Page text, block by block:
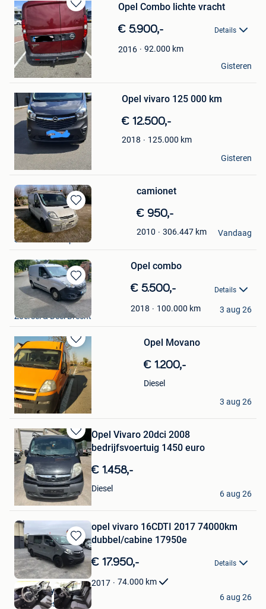
Bewaren
in
Mijn
Favorieten
Opel Combo lichte vracht
€ 5.900,- Details
2016 92.000 km
Broos
Herentals
Gisteren
Bewaren
Mijn
Favorieten
Opel vivaro 125 000 km
€ 12.500,-
2018 125.000 km
Mario
Menen
Gisteren
Bewaren
in
Mijn
Favorieten
camionet
€ 950,-
2010 306.447 km
Domaine10
Sint-Pieters-Kapelle
Vandaag
Bewaren
in
Mijn
Favorieten
Opel combo
€ 5.500,- Details
2018 100.000 km
Hendrickx
Zoersel & Deel Brecht
3 aug 26
Bewaren
in
Mijn
Favorieten
Opel Movano
€ 1.200,-
Diesel
sven de winter
Bornem
3 aug 26
Bewaren
in
Mijn
Favorieten
Opel Vivaro 20dci 2008
bedrijfsvoertuig 1450 euro
€ 1.458,-
Diesel
jean
Chatelet
6 aug 26
Bewaren
in
Mijn
Favorieten
opel vivaro 16CDTI 2017 74000km
dubbel/cabine 17950e
€ 17.950,- Details
2017 74.000 km
AutosSneyers
Linter-Drieslinter
6 aug 26